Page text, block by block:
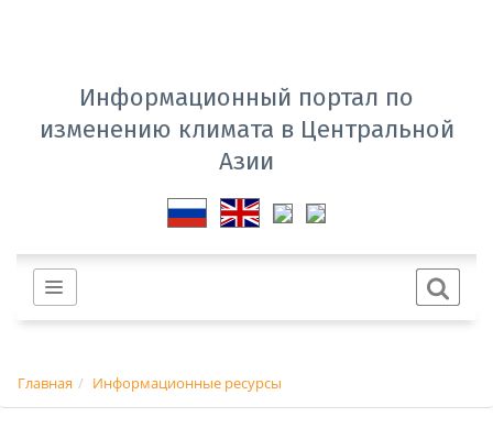
Информационный портал по
изменению климата в Центральной
Азии
Главная Информационные ресурсы